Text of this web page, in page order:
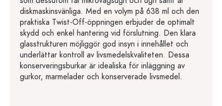
diskmaskinsvänliga. Med en volym på 638 ml och den
praktiska Twist-Off-öppningen erbjuder de optimalt
skydd och enkel hantering vid förslutning. Den klara
glasstrukturen möjliggör god insyn i innehållet och
underlättar kontroll av livsmedelskvaliteten. Dessa
konserveringsburkar är idealiska för inläggning av
gurkor, marmelader och konserverade livsmedel.